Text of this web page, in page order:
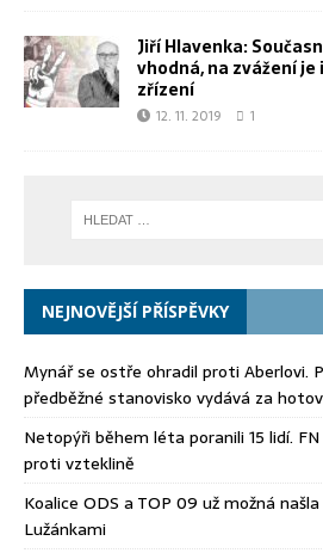
Jiří Hlavenka:
vhodná, na zvážení
zřízení
12. 11. 2019 1
NEJNOVĚJŠÍ PŘÍSPĚVKY
Mynář se ostře ohradil proti Aberlovi.
předběžné stanovisko vydává za
Netopýři během léta poranili 15 lidí.
proti vzteklině
Koalice ODS a TOP 09 už možná
Lužánkami